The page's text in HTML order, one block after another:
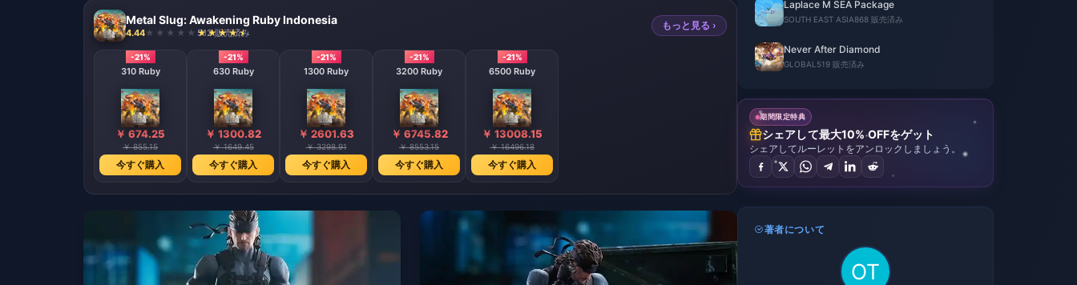
Metal Slug: Awakening Ruby Indonesia
4.44 512 販売済み
もっと見る ›
-21%
310 Ruby
￥ 674.25
￥ 855.15
今すぐ購入
-21%
630 Ruby
￥ 1300.82
￥ 1649.45
今すぐ購入
-21%
1300 Ruby
￥ 2601.63
￥ 3298.91
今すぐ購入
-21%
3200 Ruby
￥ 6745.82
￥ 8553.15
今すぐ購入
-21%
6500 Ruby
￥ 13008.15
￥ 16496.18
今すぐ購入
Laplace M SEA Package
SOUTH EAST ASIA868 販売済み
Never After Diamond
GLOBAL 519 販売済み
期間限定特典
シェアして最大10% OFFをゲット
シェアしてルーレットをアンロックしましょう。
著者について